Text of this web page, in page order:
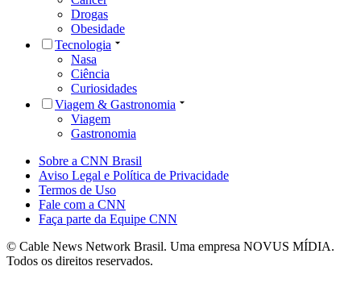
Drogas
Obesidade
Tecnologia
Nasa
Ciência
Curiosidades
Viagem & Gastronomia
Viagem
Gastronomia
Sobre a CNN Brasil
Aviso Legal e Política de Privacidade
Termos de Uso
Fale com a CNN
Faça parte da Equipe CNN
© Cable News Network Brasil. Uma empresa NOVUS MÍDIA.
Todos os direitos reservados.